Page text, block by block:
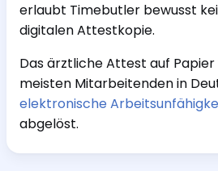
erlaubt Timebutler bewusst
digitalen Attestkopie.
Das ärztliche Attest auf
meisten Mitarbeitenden in
elektronische
abgelöst.